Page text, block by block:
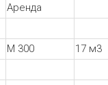
Аренда
М 300
17 м3